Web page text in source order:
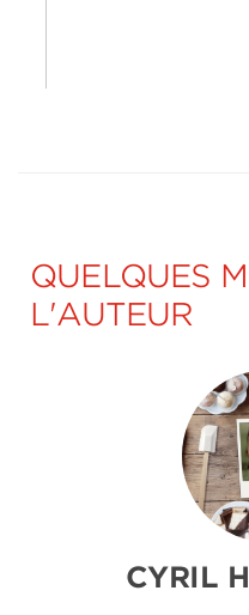
QUELQUES
L'AUTEUR
CYRIL